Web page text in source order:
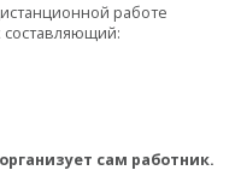
работе
составляющий:
сам работник.